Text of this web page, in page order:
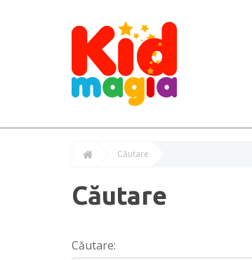
Căutare
Căutare
Căutare: